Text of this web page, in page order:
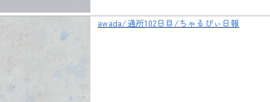
awada/通所102日目/ちゃるびぃ日報